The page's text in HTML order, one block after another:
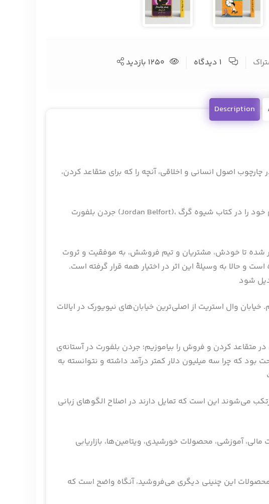
1 دیدگاه 1250 بازدید
Description
اصول انسانی و اخلاقی، آنچه را که برای متقاعد کردن،
جردن بلفورت (Jordan Belfort)، که به وسیلۀ دیکاپریو در فیلم گرگ وال استریت جاودانه شد، سیستم فروش گام‌به‌گام خود را در کتاب شیوه گرگ (Way of the wolf)
شده تا خودش، مشتریان و تیم فروشش، به موفقیت و ثروت
آموزشی آنلاین او و با هزینه حدود 2000 دلار مطرح می‌شده است و حالا به وسیلۀ این اثر در اختیار همه قرار گرفته است.
وال استریت از‌ اصلی‌ترین خیابان‌های نیویورک در ایالات
متقاعد کردن و فروش را بیاموزیم؛ جردن بلفورت در آستانه‌ی
موضوع ناراحت بود که چرا سه میلیون دلار کمتر در‌آمد داشته و نتوانسته به
می‌شوند این است که تمایل دارند در اصلاح الگوهای زبانی
آموزشی، محصولات خورشیدی، ویتامین‌ها، بازاریابی
محصولات این چنینی دیگری می‌فروشید، آنگاه واضح است که